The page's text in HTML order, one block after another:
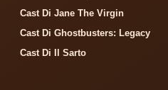
Cast Di Jane The Virgin
Cast Di Ghostbusters: Legacy
Cast Di Il Sarto